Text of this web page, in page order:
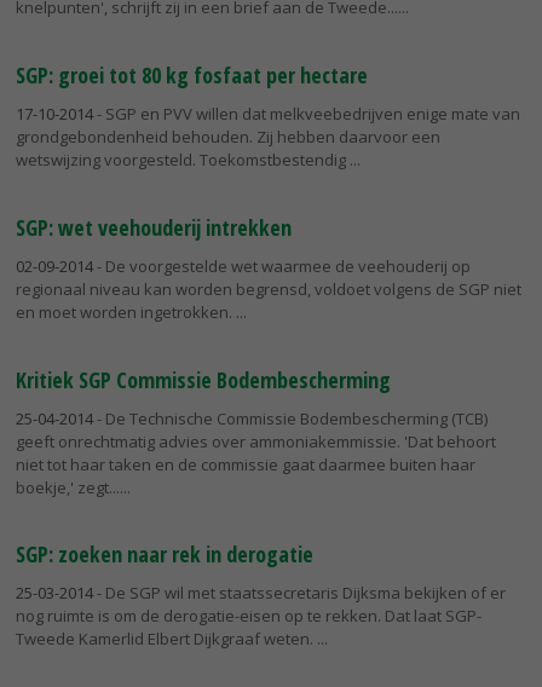
knelpunten', schrijft zij in een brief aan de Tweede...
SGP: groei tot 80 kg fosfaat per hectare
17-10-2014- SGP en PVV willen dat melkveebedrijven enige mate van
grondgebondenheid behouden. Zij hebben daarvoor een
wetswijzing voorgesteld. Toekomstbestendig
SGP: wet veehouderij intrekken
02-09-2014- De voorgestelde wet waarmee de veehouderij op
regionaal niveau kan worden begrensd, voldoet volgens de SGP niet
en moet worden ingetrokken.
Kritiek SGP Commissie Bodembescherming
25-04-2014- De Technische Commissie Bodembescherming (TCB)
geeft onrechtmatig advies over ammoniakemmissie. 'Dat behoort
niet tot haar taken en de commissie gaat daarmee buiten haar
boekje,' zegt...
SGP: zoeken naar rek in derogatie
25-03-2014- De SGP wil met staatssecretaris Dijksma bekijken of er
nog ruimte is om de derogatie-eisen op te rekken. Dat laat SGP-
Tweede Kamerlid Elbert Dijkgraaf weten.